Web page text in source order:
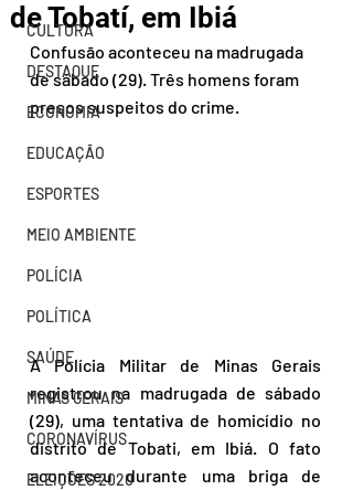
CULTURA
DESTAQUE
ECONOMIA
EDUCAÇÃO
ESPORTES
MEIO AMBIENTE
POLÍCIA
POLÍTICA
SAÚDE
MINAS GERAIS
CORONAVÍRUS
ELEIÇÕES 2020
de Tobatí, em Ibiá
Confusão aconteceu na madrugada
de sábado (29). Três homens foram
presos suspeitos do crime.
A Polícia Militar de Minas Gerais
registrou na madrugada de sábado
(29), uma tentativa de homicídio no
distrito de Tobati, em Ibiá. O fato
aconteceu durante uma briga de